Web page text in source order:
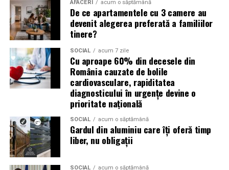
reacționeze înainte de a verifica sursa.
Turneul se încheie pe 19 iulie, iar specialiștii anticipează
o intensificare a activității frauduloase în perioada
finalei. Printre cele mai utilizate pretexte se numără
transmisiunile pirat, biletele revândute, pariurile,
tombolele, concursurile și falsele oferte de călătorie.
Pentru a răspunde riscurilor tot mai complexe,
cyber_Folks a lansat la finalul lunii iunie robo_Folks,
primul asistent AI integrat într-un panou de hosting
din România. Acesta poate efectua, la cererea
utilizatorului, un audit al securității site-ului, care
include verificarea certificatelor SSL, a configurărilor
AFACERI acum o săptămână
De ce apartamentele cu 3 camere au
devenit alegerea preferată a familiilor
tinere?
SOCIAL acum 7 zile
Cu aproape 60% din decesele din
România cauzate de bolile
cardiovasculare, rapiditatea
diagnosticului în urgențe devine o
prioritate națională
SOCIAL acum o săptămână
Gardul din aluminiu care îți oferă timp
liber, nu obligații
SOCIAL acum o săptămână